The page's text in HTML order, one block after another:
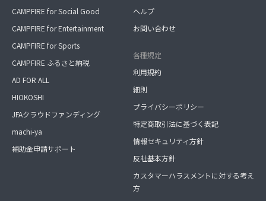
CAMPFIRE for Social Good
CAMPFIRE for Entertainment
CAMPFIRE for Sports
CAMPFIRE ふるさと納税
AD FOR ALL
HIOKOSHI
JFAクラウドファンディング
machi-ya
補助金申請サポート
ヘルプ
お問い合わせ
各種規定
利用規約
細則
プライバシーポリシー
特定商取引法に基づく表記
情報セキュリティ方針
反社基本方針
カスタマーハラスメントに対する考え
方